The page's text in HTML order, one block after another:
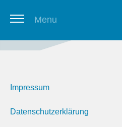
Menu
Newsletter
Impressum
Datenschutzerklärung